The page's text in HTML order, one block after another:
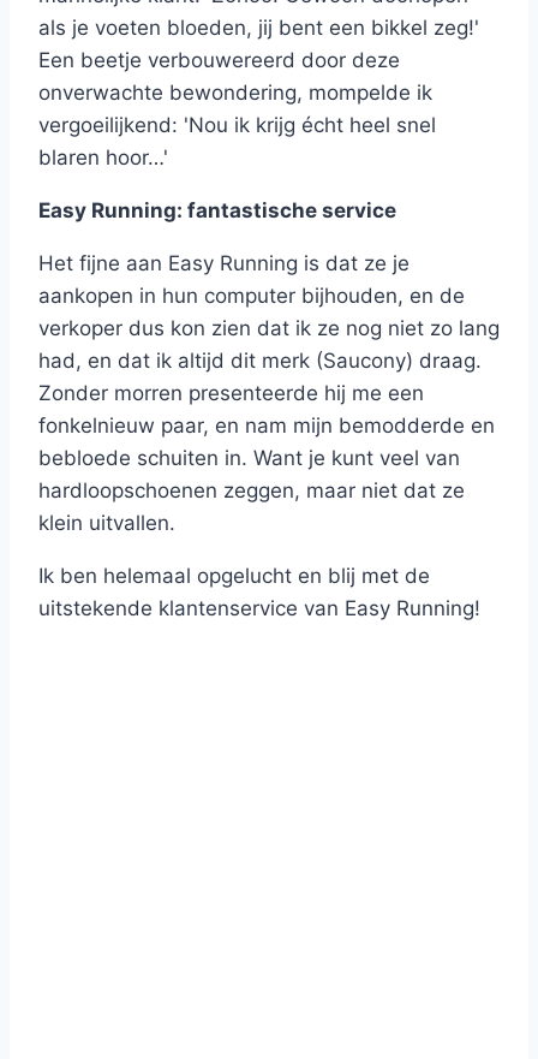
als je voeten bloeden, jij bent een bikkel zeg!'
Een beetje verbouwereerd door deze
onverwachte bewondering, mompelde ik
vergoeilijkend: 'Nou ik krijg écht heel snel
blaren hoor…'
Easy Running: fantastische service
Het fijne aan Easy Running is dat ze je
aankopen in hun computer bijhouden, en de
verkoper dus kon zien dat ik ze nog niet zo lang
had, en dat ik altijd dit merk (Saucony) draag.
Zonder morren presenteerde hij me een
fonkelnieuw paar, en nam mijn bemodderde en
bebloede schuiten in. Want je kunt veel van
hardloopschoenen zeggen, maar niet dat ze
klein uitvallen.
Ik ben helemaal opgelucht en blij met de
uitstekende klantenservice van Easy Running!